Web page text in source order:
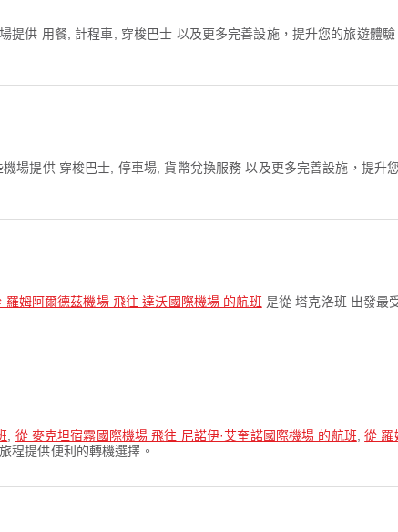
提供 用餐, 計程車, 穿梭巴士 以及更多完善設施，提升您的旅遊體
場提供 穿梭巴士, 停車場, 貨幣兌換服務 以及更多完善設施，提升
羅姆阿爾德茲機場 飛往 達沃國際機場 的航班 是從 塔克洛班 出發最
從 麥克坦宿霧國際機場 飛往 尼諾伊·艾奎諾國際機場 的航班 ,從 羅
程提供便利的轉機選擇。